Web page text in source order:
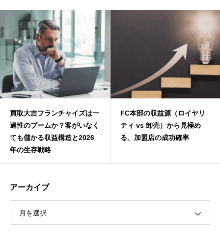
買取大吉フランチャイズは一
過性のブームか？客がいなく
ても儲かる収益構造と2026
年の生存戦略
FC本部の収益源（ロイヤリ
ティ vs 卸売）から見極め
る、加盟店の成功確率
アーカイブ
月を選択